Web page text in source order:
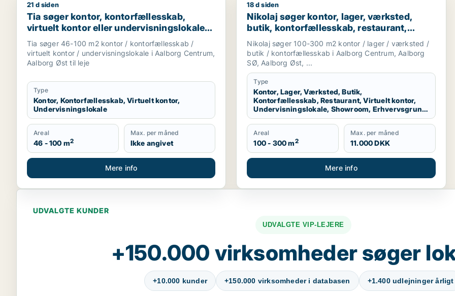
Tia søger kontor, kontorfællesskab, virtuelt kontor eller undervisningslokale til leje i Aalborg Centrum eller
21 d siden
Tia søger kontor, kontorfællesskab,
virtuelt kontor eller undervisningslokale
til leje i Aalborg Centrum eller Aalborg Øst
Tia søger 46-100 m2 kontor / kontorfællesskab /
virtuelt kontor / undervisningslokale i Aalborg Centrum,
Aalborg Øst til leje
Type
Kontor, Kontorfællesskab, Virtuelt kontor,
Undervisningslokale
Areal
46 - 100 m2
Max. per måned
Ikke angivet
Mere info
Nikolaj søger kontor, lager, værksted, butik,
18 d siden
Nikolaj søger kontor, lager, værksted,
butik, kontorfællesskab, restaurant,
virtuelt kontor, undervisningslokale,
showroom, erhvervsgrund,
produktionslokaler eller garage til leje i
Aalborg Centrum, Aalborg SØ eller
Aalborg Øst m.fl.
Nikolaj søger 100-300 m2 kontor / lager / værksted /
butik / kontorfællesskab i Aalborg Centrum, Aalborg
SØ, Aalborg Øst, ...
Type
Kontor, Lager, Værksted, Butik,
Kontorfællesskab, Restaurant, Virtuelt kontor,
Undervisningslokale, Showroom, Erhvervsgrund,
Produktionslokaler, Garage
Areal
100 - 300 m2
Max. per måned
11.000 DKK
Mere info
UDVALGTE KUNDER
UDVALGTE VIP-LEJERE
+150.000 virksomheder søger
+10.000 kunder +150.000 virksomheder i databasen +1.400 udlejninger årligt